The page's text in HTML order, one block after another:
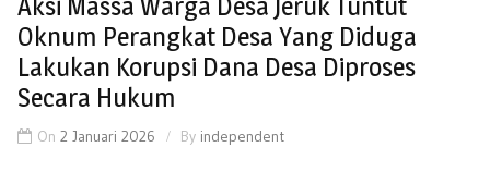
Aksi Massa Warga Desa Jeruk Tuntut
Oknum Perangkat Desa Yang Diduga
Lakukan Korupsi Dana Desa Diproses
Secara Hukum
On 2 Januari 2026 By independent